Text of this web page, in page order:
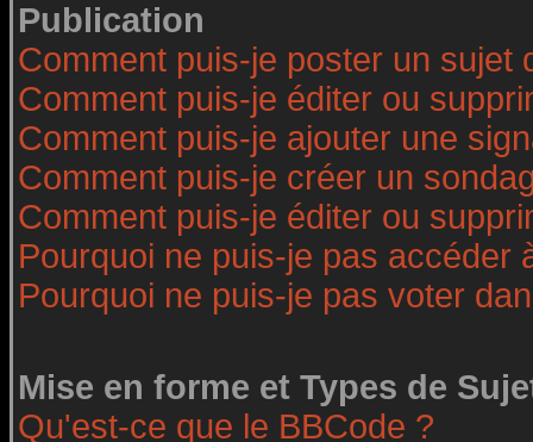
Publication
Comment puis-je poster un sujet
Comment puis-je éditer ou
Comment puis-je ajouter une
Comment puis-je créer un
Comment puis-je éditer ou
Pourquoi ne puis-je pas accéder
Pourquoi ne puis-je pas voter
Mise en forme et Types de
Qu'est-ce que le BBCode ?